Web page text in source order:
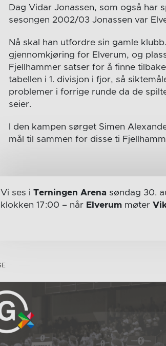
Dag Vidar Jonassen, som også har
sesongen 2002/03 Jonassen var
Nå skal han utfordre sin gamle
gjennomkjøring for Elverum, og
Fjellhammer satser for å finne
tabellen i 1. divisjon i fjor, så
problemer i forrige runde da de
seier.
I den kampen sørget Simen
mål til sammen for disse ti
Vi ses i Terningen Arenasøndag 30.
klokken 17:00 – når Elverummøter